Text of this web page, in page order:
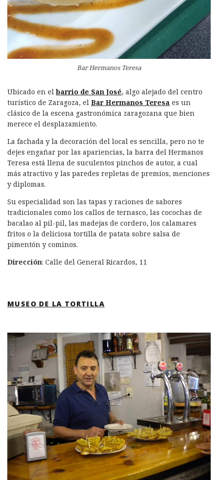
Bar Hermanos Teresa
Ubicado en elbarrio de San José, algo alejado del centro
turístico de Zaragoza, el Bar Hermanos Teresa es un
clásico de la escena gastronómica zaragozana que bien
merece el desplazamiento.
La fachada y la decoración del local es sencilla, pero no te
dejes engañar por las apariencias, la barra del Hermanos
Teresa está llena de suculentos pinchos de autor, a cual
más atractivo y las paredes repletas de premios, menciones
y diplomas.
Su especialidad son las tapas y raciones de sabores
tradicionales como los callos de ternasco, las cocochas de
bacalao al pil-pil, las madejas de cordero, los calamares
fritos o la deliciosa tortilla de patata sobre salsa de
pimentón y cominos.
Dirección: Calle del General Ricardos, 11
MUSEO DE LA TORTILLA